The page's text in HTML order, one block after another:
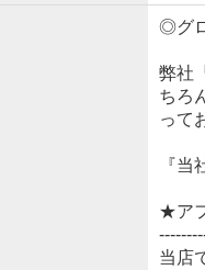
◎グ
弊社
ちろ
って
『当
★ア
当店